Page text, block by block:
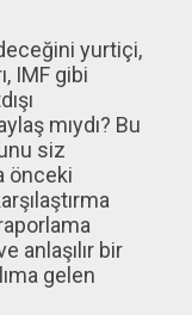
yurtiçi,
IMF gibi
mıydı? Bu
siz
önceki
anlaşılır bir
gelen